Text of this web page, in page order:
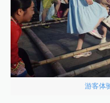
游客体